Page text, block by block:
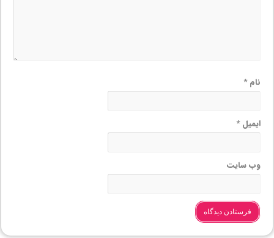
نام*
ایمیل*
وب‌ سایت